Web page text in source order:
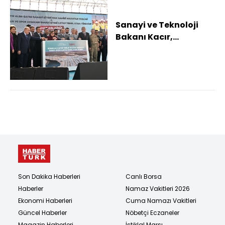
Sanayi ve Teknoloji
Bakanı Kacır,
Son Dakika Haberleri
Haberler
Ekonomi Haberleri
Güncel Haberler
Canlı Borsa
Namaz Vakitleri 2026
Cuma Namazı Vakitleri
Nöbetçi Eczaneler